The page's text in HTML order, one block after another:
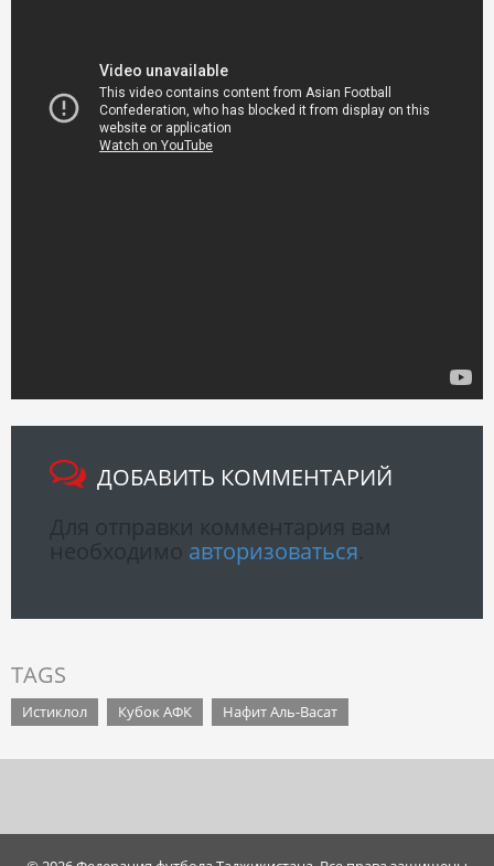
ДОБАВИТЬ КОММЕНТАРИЙ
авторизоваться
TAGS
Истиклол Кубок АФК Нафит Аль-Васат